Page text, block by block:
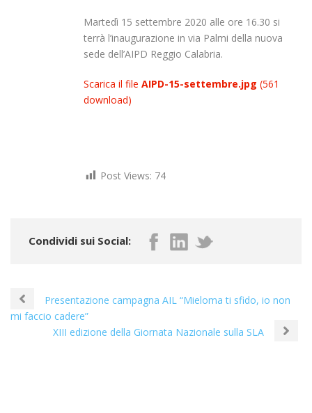
Martedì 15 settembre 2020 alle ore 16.30 si
terrà l’inaugurazione in via Palmi della nuova
sede dell’AIPD Reggio Calabria.
Scarica il file AIPD-15-settembre.jpg (561
download)
Post Views: 74
Condividi sui Social:
Presentazione campagna AIL “Mieloma ti sfido, io non
mi faccio cadere”
XIII edizione della Giornata Nazionale sulla SLA